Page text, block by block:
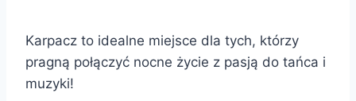
Karpacz to idealne miejsce dla tych, którzy
pragną połączyć nocne życie z pasją do tańca i
muzyki!